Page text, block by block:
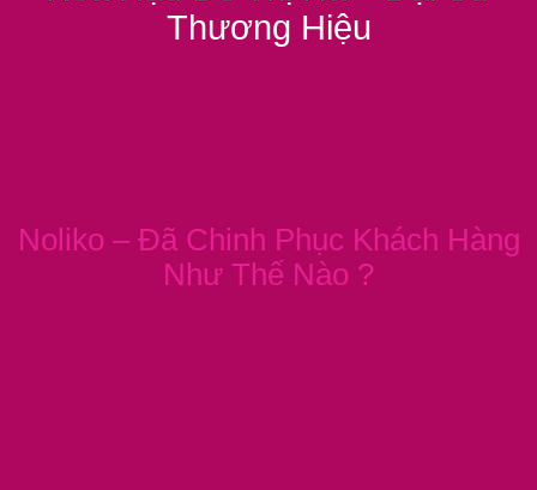
Thương Hiệu
Noliko – Đã Chinh Phục Khách Hàng
Như Thế Nào ?